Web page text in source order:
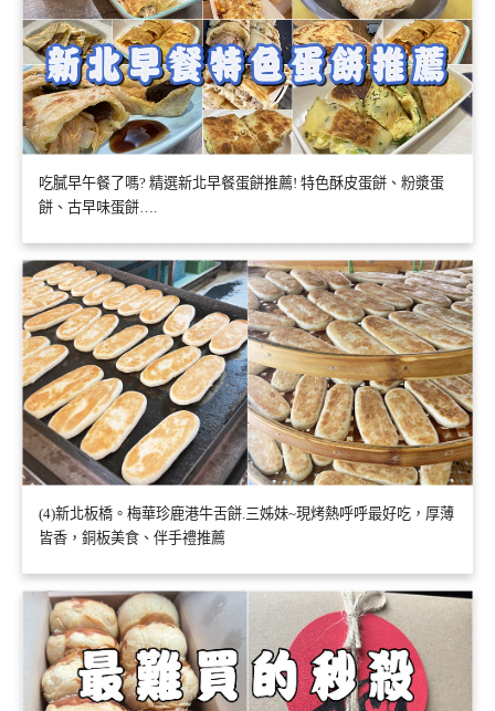
吃膩早午餐了嗎? 精選新北早餐蛋餅推薦! 特色酥皮蛋餅、粉漿蛋
餅、古早味蛋餅….
(4)新北板橋。梅華珍鹿港牛舌餅.三姊妹~現烤熱呼呼最好吃，厚薄
皆香，銅板美食、伴手禮推薦